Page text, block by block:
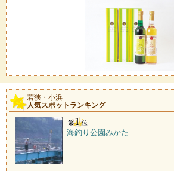
若狭・小浜
人気スポットランキング
海釣り公園みかた